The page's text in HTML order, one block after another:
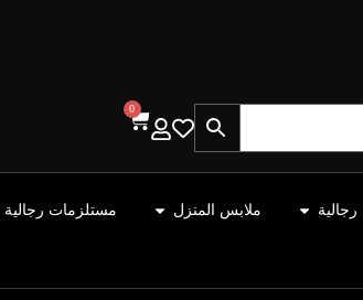
0
رجالية ملابس المنزل مستلزمات رجالية